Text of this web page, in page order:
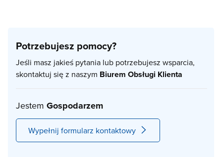
Potrzebujesz pomocy?
Jeśli masz jakieś pytania lub potrzebujesz wsparcia,
skontaktuj się z naszym Biurem Obsługi Klienta
Jestem Gospodarzem
Wypełnij formularz kontaktowy